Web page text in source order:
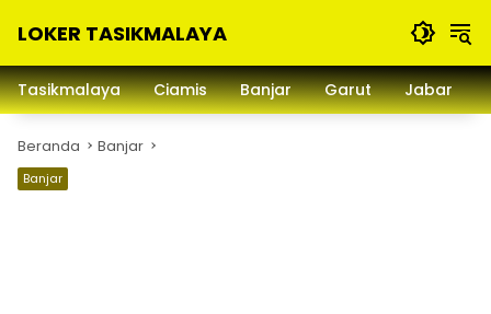
LOKER TASIKMALAYA
Lowongan
Kerja
dan
Sekitarna
Tasikmalaya Ciamis Banjar Garut Jabar
Beranda Banjar
Banjar